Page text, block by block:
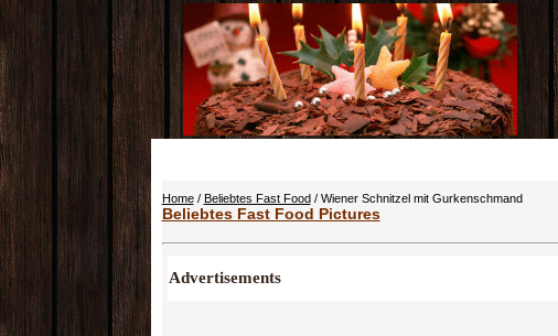
Home/ Beliebtes Fast Food/ Wiener Schnitzel mit Gurkenschmand
Beliebtes Fast Food Pictures
Advertisements